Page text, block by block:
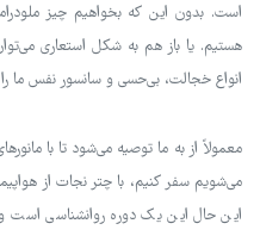
است. بدون این که بخواهیم چیز
هستیم. یا باز هم به شکل استعاری
انواع خجالت، بی‌حسی و سانسور نفس ما را
معمولاً از به ما توصیه می‌شود تا با
می‌شویم سفر کنیم، با چتر نجات از
این حال این یک دوره روانشناسی